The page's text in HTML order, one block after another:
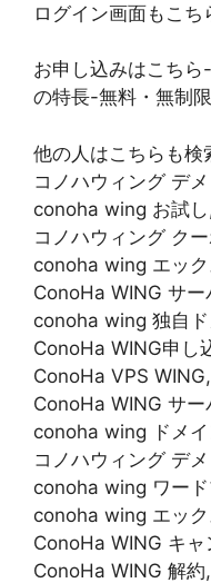
ログイン画面もこち
お申し込みはこち
の特長-無料・無制
他の人はこちらも検
コノハウィング デ
conoha wing お試
コノハウィング ク
conoha wing エッ
ConoHa WING サー
conoha wing 独自
ConoHa WING申し
ConoHa VPS WING,
ConoHa WING サー
conoha wing ドメ
コノハウィング デ
conoha wing ワー
conoha wing エッ
ConoHa WING キャ
ConoHa WING 解約,